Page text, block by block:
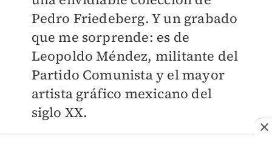
Pedro Friedeberg. Y un grabado
que me sorprende: es de
Leopoldo Méndez, militante del
Partido Comunista y el mayor
artista gráfico mexicano del
siglo XX.